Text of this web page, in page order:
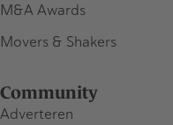
M&A Awards
Movers & Shakers
Community
Adverteren